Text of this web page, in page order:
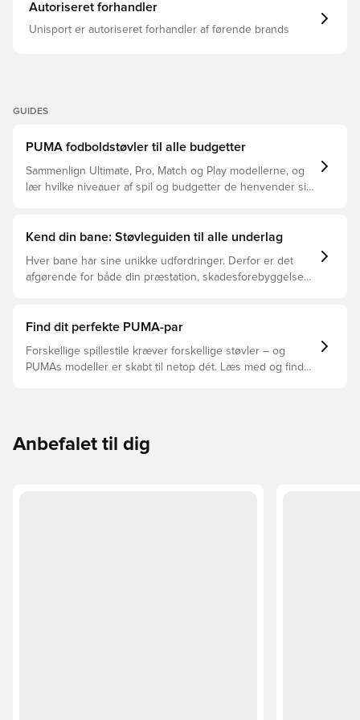
dæmpning og skridsikre egenskaber Overdelen er lavet
med mindst 20% genbrugsmaterialer som et skridt mod
Autoriseret forhandler
Unisport er autoriseret forhandler af førende brands
GUIDES
PUMA fodboldstøvler til alle budgetter
Sammenlign Ultimate, Pro, Match og Play modellerne, og
lær hvilke niveauer af spil og budgetter de henvender sig
Kend din bane: Støvleguiden til alle underlag
Hver bane har sine unikke udfordringer. Derfor er det
afgørende for både din præstation, skadesforebyggelse
støvler der er det bedste valg til de forskellige typer
Find dit perfekte PUMA-par
Forskellige spillestile kræver forskellige støvler – og
PUMAs modeller er skabt til netop dét. Læs med og find
Anbefalet til dig